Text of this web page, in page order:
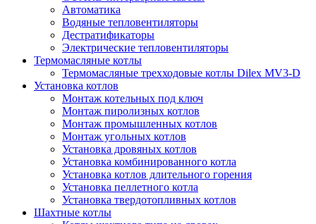
Автоматика
Водяные тепловентиляторы
Дестратификаторы
Электрические тепловентиляторы
Термомасляные котлы
Термомасляные трехходовые котлы Dilex MV3-D
Установка котлов
Монтаж котельных под ключ
Монтаж пиролизных котлов
Монтаж промышленных котлов
Монтаж угольных котлов
Установка дровяных котлов
Установка комбинированного котла
Установка котлов длительного горения
Установка пеллетного котла
Установка твердотопливных котлов
Шахтные котлы